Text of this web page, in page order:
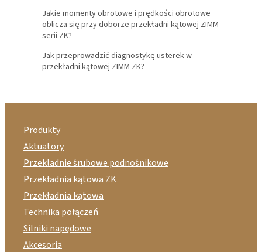
Jakie momenty obrotowe i prędkości obrotowe
oblicza się przy doborze przekładni kątowej ZIMM
serii ZK?
Jak przeprowadzić diagnostykę usterek w
przekładni kątowej ZIMM ZK?
Produkty
Aktuatory
Przekladnie śrubowe podnośnikowe
Przekładnia kątowa ZK
Przekładnia kątowa
Technika połączeń
Silniki napędowe
Akcesoria